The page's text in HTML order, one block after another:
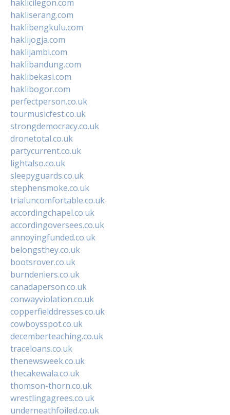
haklicilegon.com
hakliserang.com
haklibengkulu.com
haklijogja.com
haklijambi.com
haklibandung.com
haklibekasi.com
haklibogor.com
perfectperson.co.uk
tourmusicfest.co.uk
strongdemocracy.co.uk
dronetotal.co.uk
partycurrent.co.uk
lightalso.co.uk
sleepyguards.co.uk
stephensmoke.co.uk
trialuncomfortable.co.uk
accordingchapel.co.uk
accordingoversees.co.uk
annoyingfunded.co.uk
belongsthey.co.uk
bootsrover.co.uk
burndeniers.co.uk
canadaperson.co.uk
conwayviolation.co.uk
copperfielddresses.co.uk
cowboysspot.co.uk
decemberteaching.co.uk
traceloans.co.uk
thenewsweek.co.uk
thecakewala.co.uk
thomson-thorn.co.uk
wrestlingagrees.co.uk
underneathfoiled.co.uk